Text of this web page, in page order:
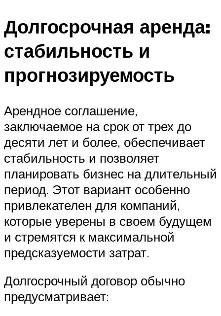
Долгосрочная аренда:
стабильность и
прогнозируемость
Арендное соглашение,
заключаемое на срок от трех до
десяти лет и более, обеспечивает
стабильность и позволяет
планировать бизнес на длительный
период. Этот вариант особенно
привлекателен для компаний,
которые уверены в своем будущем
и стремятся к максимальной
предсказуемости затрат.
Долгосрочный договор обычно
предусматривает: